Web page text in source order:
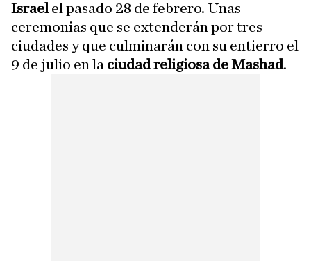
Israelel pasado 28 de febrero. Unas
ceremonias que se extenderán por tres
ciudades y que culminarán con su entierro el
9 de julio en la ciudad religiosa de Mashad.